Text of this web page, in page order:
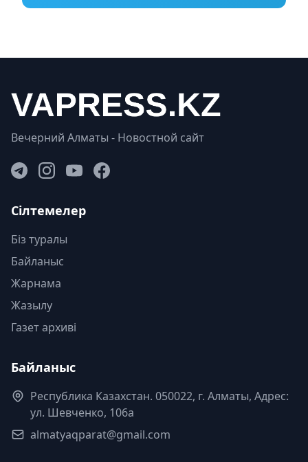
Вечерний Алматы - Новостной сайт
Сілтемелер
Біз туралы
Байланыс
Жарнама
Жазылу
Газет архиві
Байланыс
Республика Казахстан. 050022, г. Алматы, Адрес:
ул. Шевченко, 106а
almatyaqparat@gmail.com